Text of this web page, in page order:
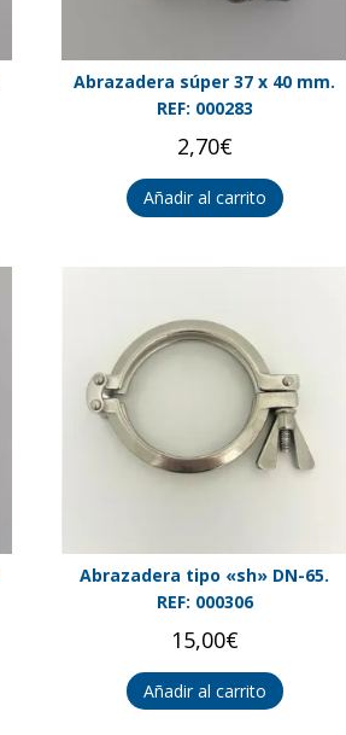
Abrazadera súper 37 x 40 mm.
REF: 000283
2,70€
Añadir al carrito
Abrazadera tipo «sh» DN-65.
REF: 000306
15,00€
Añadir al carrito